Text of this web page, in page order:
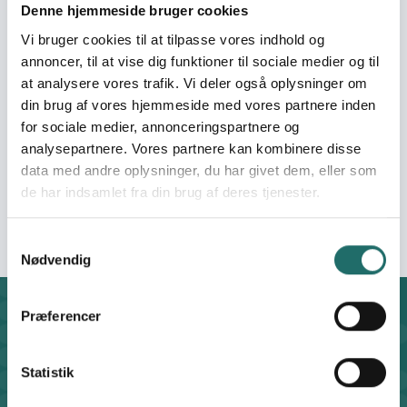
Denne hjemmeside bruger cookies
Vi bruger cookies til at tilpasse vores indhold og
annoncer, til at vise dig funktioner til sociale medier og til
at analysere vores trafik. Vi deler også oplysninger om
din brug af vores hjemmeside med vores partnere inden
for sociale medier, annonceringspartnere og
analysepartnere. Vores partnere kan kombinere disse
data med andre oplysninger, du har givet dem, eller som
de har indsamlet fra din brug af deres tjenester.
Nødvendig
Præferencer
Statistik
læse en artikel om arrangementet
Fra Folkemødets program:
This talk explores the
intersection of veteran reintegration and youth
Voices of Defenders project share insights into the
often invisible challenges veterans face when
returning to civilian life, including trauma, identity
shifts and the need for better support and
Kontakt
Klosterport 4x, 8000 Aarhus